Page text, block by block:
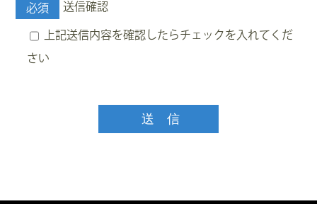
必須 送信確認
上記送信内容を確認したらチェックを入れてくだ
さい